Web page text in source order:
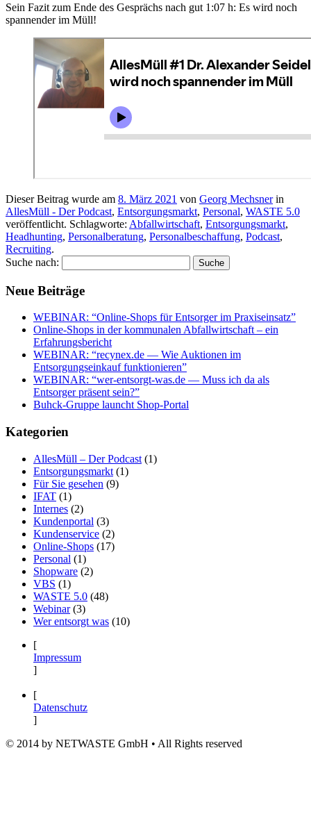
Sein Fazit zum Ende des Gesprächs nach gut 1:07 h: Es wird noch
spannender im Müll!
Dieser Beitrag wurde am 8. März 2021 von Georg Mechsnerin
AllesMüll - Der Podcast, Entsorgungsmarkt, Personal, WASTE 5.0
veröffentlicht. Schlagworte: Abfallwirtschaft, Entsorgungsmarkt,
Headhunting, Personalberatung, Personalbeschaffung, Podcast,
Recruiting.
Suche nach:
Neue Beiträge
WEBINAR: “Online-Shops für Entsorger im Praxiseinsatz”
Online-Shops in der kommunalen Abfallwirtschaft – ein
Erfahrungsbericht
WEBINAR: “recynex.de — Wie Auktionen im
Entsorgungseinkauf funktionieren”
WEBINAR: “wer-entsorgt-was.de — Muss ich da als
Entsorger präsent sein?”
Buhck-Gruppe launcht Shop-Portal
Kategorien
AllesMüll – Der Podcast (1)
Entsorgungsmarkt (1)
Für Sie gesehen (9)
IFAT (1)
Internes (2)
Kundenportal (3)
Kundenservice (2)
Online-Shops (17)
Personal (1)
Shopware (2)
VBS (1)
WASTE 5.0 (48)
Webinar(3)
Wer entsorgt was (10)
[
Impressum
]
[
Datenschutz
]
© 2014 by NETWASTE GmbH • All Rights reserved